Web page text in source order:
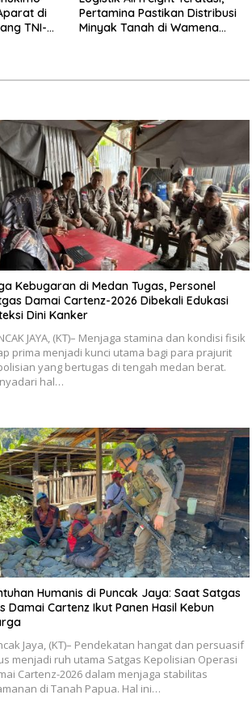
di
TNI-
Pertamina Pastikan Distribusi
Minyak Tanah di Wamena
Kebugaran di Medan Tugas, Personel
Damai Cartenz-2026 Dibekali Edukasi
Dini Kanker
JAYA, (KT)– Menjaga stamina dan kondisi fisik
prima menjadi kunci utama bagi para prajurit
yang bertugas di tengah medan berat.
hal…
Humanis di Puncak Jaya: Saat Satgas
Damai Cartenz Ikut Panen Hasil Kebun
Jaya, (KT)– Pendekatan hangat dan persuasif
menjadi ruh utama Satgas Kepolisian Operasi
Cartenz-2026 dalam menjaga stabilitas
di Tanah Papua. Hal ini…